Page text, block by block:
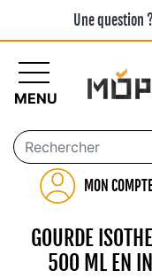
Une question
MON COMPTE
MENU
GOURDE
500 ML EN